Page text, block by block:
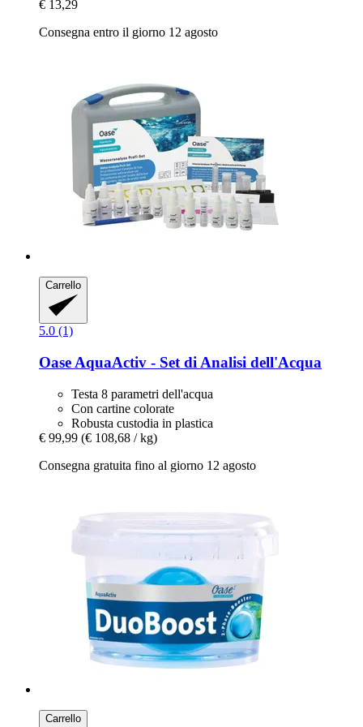
€ 13,29
Consegna entro il giorno 12 agosto
Carrello
5.0 (1)
Oase AquaActiv -​ Set di Analisi dell'Acqua
Testa 8 parametri dell'acqua
Con cartine colorate
Robusta custodia in plastica
€ 99,99 (€ 108,68 / kg)
Consegna gratuita fino al giorno 12 agosto
Carrello